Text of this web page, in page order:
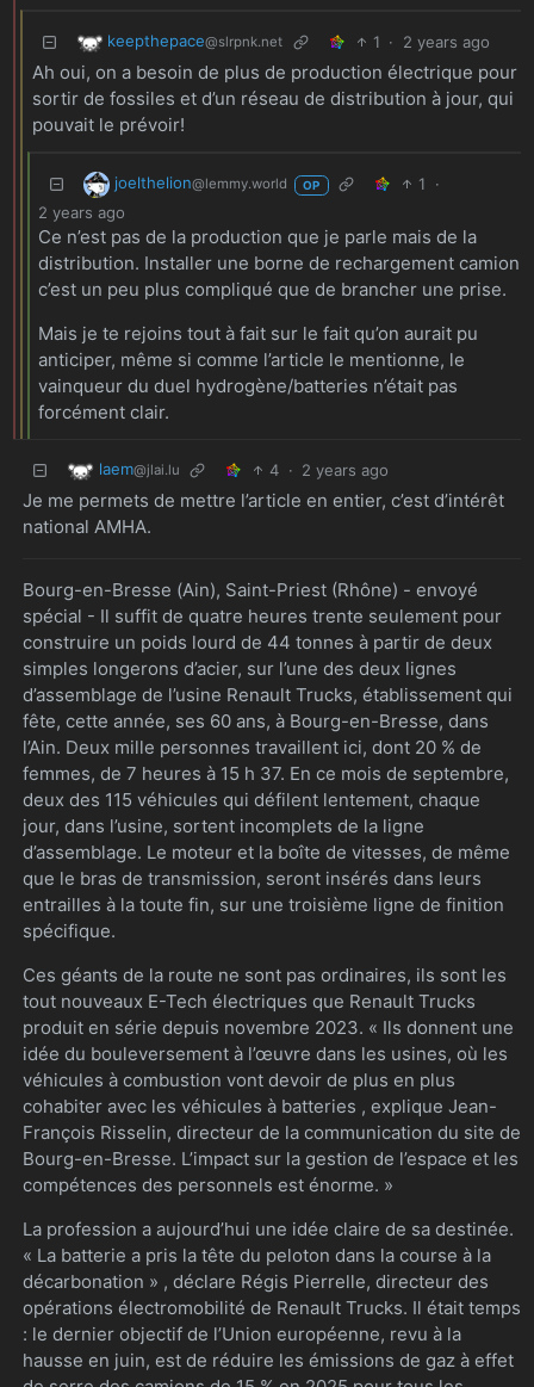
keepthepace@slrpnk.net 1 · 2 years ago
Ah oui, on a besoin de plus de production électrique pour
sortir de fossiles et d’un réseau de distribution à jour, qui
pouvait le prévoir!
joelthelion@lemmy.world OP 1
·
2 years ago
Ce n’est pas de la production que je parle mais de la
distribution. Installer une borne de rechargement camion
c’est un peu plus compliqué que de brancher une prise.
Mais je te rejoins tout à fait sur le fait qu’on aurait pu
anticiper, même si comme l’article le mentionne, le
vainqueur du duel hydrogène/batteries n’était pas
forcément clair.
laem@jlai.lu 4 · 2 years ago
Je me permets de mettre l’article en entier, c’est d’intérêt
national AMHA.
Bourg-en-Bresse (Ain), Saint-Priest (Rhône) - envoyé
spécial - Il suffit de quatre heures trente seulement pour
construire un poids lourd de 44 tonnes à partir de deux
simples longerons d’acier, sur l’une des deux lignes
d’assemblage de l’usine Renault Trucks, établissement qui
fête, cette année, ses 60 ans, à Bourg-en-Bresse, dans
l’Ain. Deux mille personnes travaillent ici, dont 20 % de
femmes, de 7 heures à 15 h 37. En ce mois de septembre,
deux des 115 véhicules qui défilent lentement, chaque
jour, dans l’usine, sortent incomplets de la ligne
d’assemblage. Le moteur et la boîte de vitesses, de même
que le bras de transmission, seront insérés dans leurs
entrailles à la toute fin, sur une troisième ligne de finition
spécifique.
Ces géants de la route ne sont pas ordinaires, ils sont les
tout nouveaux E-Tech électriques que Renault Trucks
produit en série depuis novembre 2023. « Ils donnent une
idée du bouleversement à l’œuvre dans les usines, où les
véhicules à combustion vont devoir de plus en plus
cohabiter avec les véhicules à batteries , explique Jean-
François Risselin, directeur de la communication du site de
Bourg-en-Bresse. L’impact sur la gestion de l’espace et les
compétences des personnels est énorme. »
La profession a aujourd’hui une idée claire de sa destinée.
« La batterie a pris la tête du peloton dans la course à la
décarbonation » , déclare Régis Pierrelle, directeur des
opérations électromobilité de Renault Trucks. Il était temps
: le dernier objectif de l’Union européenne, revu à la
hausse en juin, est de réduire les émissions de gaz à effet